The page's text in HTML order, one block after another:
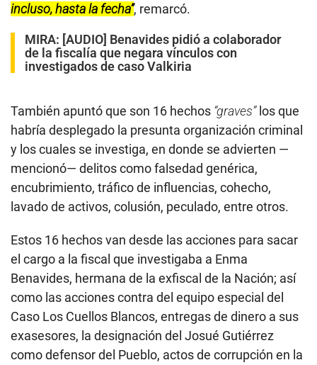
incluso, hasta la fecha”, remarcó.
MIRA: [AUDIO] Benavides pidió a colaborador
de la fiscalía que negara vínculos con
investigados de caso Valkiria
También apuntó que son 16 hechos “graves” los que
habría desplegado la presunta organización criminal
y los cuales se investiga, en donde se advierten —
mencionó— delitos como falsedad genérica,
encubrimiento, tráfico de influencias, cohecho,
lavado de activos, colusión, peculado, entre otros.
Estos 16 hechos van desde las acciones para sacar
el cargo a la fiscal que investigaba a Enma
Benavides, hermana de la exfiscal de la Nación; así
como las acciones contra del equipo especial del
Caso Los Cuellos Blancos, entregas de dinero a sus
exasesores, la designación del Josué Gutiérrez
como defensor del Pueblo, actos de corrupción en la